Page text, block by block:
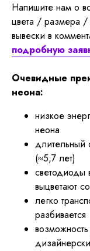
Напишите нам о
цвета / размера /
вывески в
подробную
Очевидные
неона:
низкое
неона
(≈5,7 лет)
светодиоды
выцветают
легко
разбивается